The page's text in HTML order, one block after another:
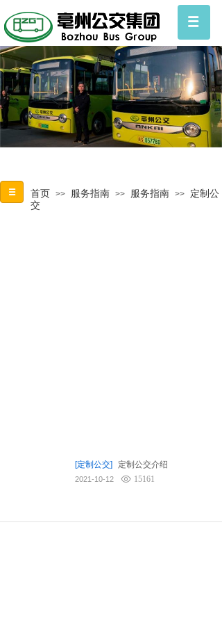
首页 >> 服务指南 >> 服务指南 >>
定制公
交
[定制公交] 定制公交介绍
2021-10-12 15161